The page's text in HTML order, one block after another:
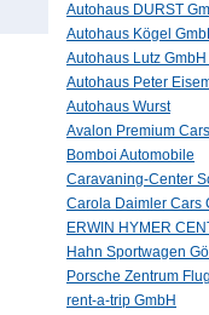
Autohaus DURST
Autohaus Kögel
Autohaus Lutz
Autohaus Peter
Autohaus Wurst
Avalon Premium
Bomboi Automobile
Caravaning-Center
Carola Daimler Cars
ERWIN HYMER
Hahn Sportwagen
Porsche Zentrum
rent-a-trip GmbH